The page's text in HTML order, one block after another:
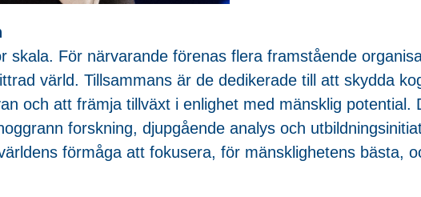
skala. För närvarande förenas flera framstående
värld. Tillsammans är de dedikerade till att skydda
och att främja tillväxt i enlighet med mänsklig potential.
forskning, djupgående analys och
förmåga att fokusera, för mänsklighetens bästa,